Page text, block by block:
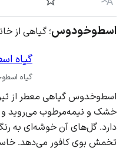
زبان پیگیری
اسطوخودوس؛ گیاهی از
گیاه
گیاه
اسطوخدوس گیاهی معطر از
دارد. گل‌های آن خوشه‌ای به
تخمش بوی کافور می‌دهد.